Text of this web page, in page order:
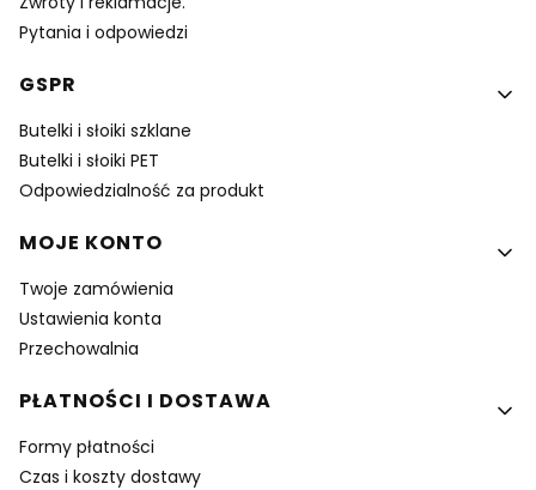
Pytania i odpowiedzi
GSPR
Butelki i słoiki szklane
Butelki i słoiki PET
Odpowiedzialność za produkt
MOJE KONTO
Twoje zamówienia
Ustawienia konta
Przechowalnia
PŁATNOŚCI I DOSTAWA
Formy płatności
Czas i koszty dostawy